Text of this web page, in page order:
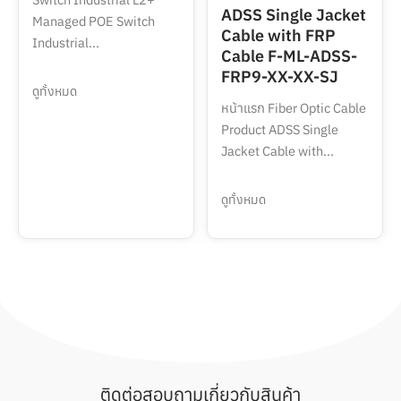
Managed POE Switch
Industrial...
ดูทั้งหมด
ADSS Single Jacket
Cable with FRP
Cable F-ML-ADSS-
FRP9-XX-XX-SJ
หน้าแรก Fiber Optic Cable
Product ADSS Single
Jacket Cable with...
ดูทั้งหมด
ติดต่อสอบถามเกี่ยวกับสินค้า